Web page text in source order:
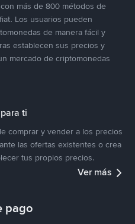
más de 800 métodos de
Los usuarios pueden
de manera fácil y
establecen sus precios y
mercado de criptomonedas
ti
comprar y vender a los precios
las ofertas existentes o crea
tus propios precios.
Ver más
pago